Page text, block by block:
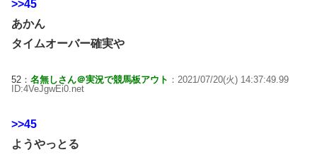
>>45
あかん
タイムオーバー確実や
52： 名無しさん＠実況で競馬板アウト ：2021/07/20(火) 14:37:49.99
ID:4VeJgwEi0.net
>>45
ようやっとる